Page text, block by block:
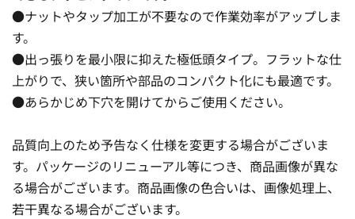
●ナットやタップ加工が不要なので作業効率がアップしま
す。
●出っ張りを最小限に抑えた極低頭タイプ。フラットな仕
上がりで、狭い箇所や部品のコンパクト化にも最適です。
●あらかじめ下穴を開けてからご使用ください。
品質向上のため予告なく仕様を変更する場合がございま
す。パッケージのリニューアル等につき、商品画像が異な
る場合がございます。商品画像の色合いは、画像処理上、
若干異なる場合がございます。